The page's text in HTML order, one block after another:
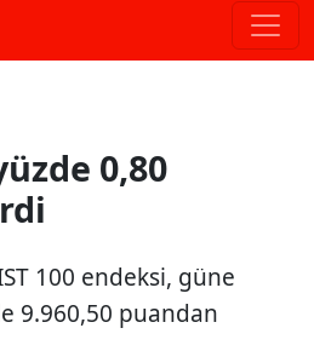
0,80
100 endeksi, güne
9.960,50 puandan